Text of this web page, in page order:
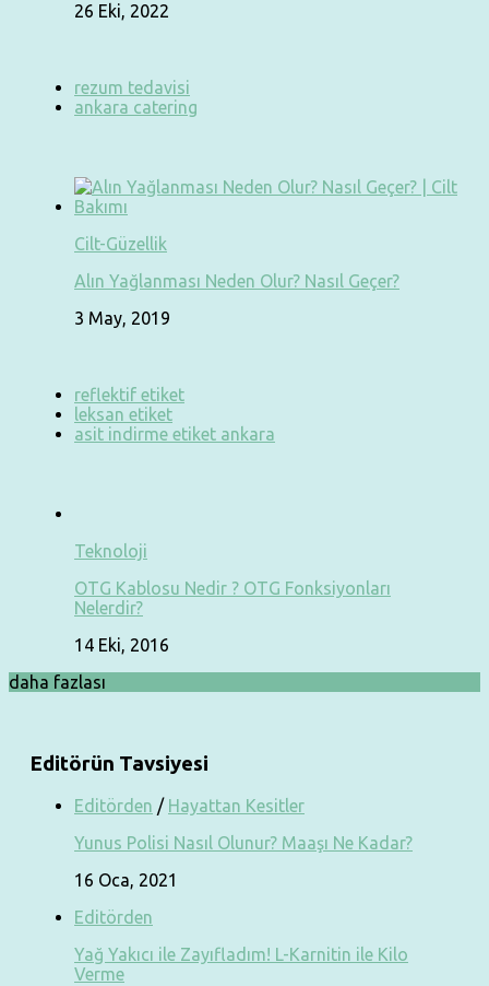
26 Eki, 2022
rezum tedavisi
ankara catering
Cilt-Güzellik
Alın Yağlanması Neden Olur? Nasıl Geçer?
3 May, 2019
reflektif etiket
leksan etiket
asit indirme etiket ankara
Teknoloji
OTG Kablosu Nedir ? OTG Fonksiyonları
Nelerdir?
14 Eki, 2016
daha fazlası
Editörün Tavsiyesi
Editörden / Hayattan Kesitler
Yunus Polisi Nasıl Olunur? Maaşı Ne Kadar?
16 Oca, 2021
Editörden
Yağ Yakıcı ile Zayıfladım! L-Karnitin ile Kilo
Verme